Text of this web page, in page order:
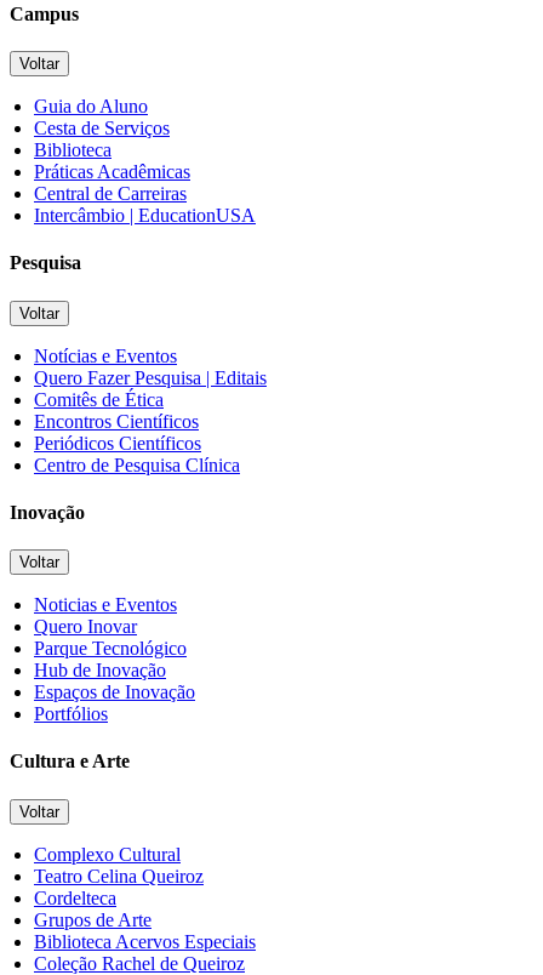
Campus
Voltar
Guia do Aluno
Cesta de Serviços
Biblioteca
Práticas Acadêmicas
Central de Carreiras
Intercâmbio | EducationUSA
Pesquisa
Voltar
Notícias e Eventos
Quero Fazer Pesquisa | Editais
Comitês de Ética
Encontros Científicos
Periódicos Científicos
Centro de Pesquisa Clínica
Inovação
Voltar
Noticias e Eventos
Quero Inovar
Parque Tecnológico
Hub de Inovação
Espaços de Inovação
Portfólios
Cultura e Arte
Voltar
Complexo Cultural
Teatro Celina Queiroz
Cordelteca
Grupos de Arte
Biblioteca Acervos Especiais
Coleção Rachel de Queiroz